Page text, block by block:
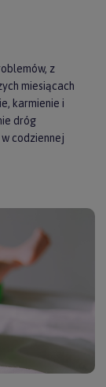
z
miesiącach
karmienie i
dróg
codziennej
tego